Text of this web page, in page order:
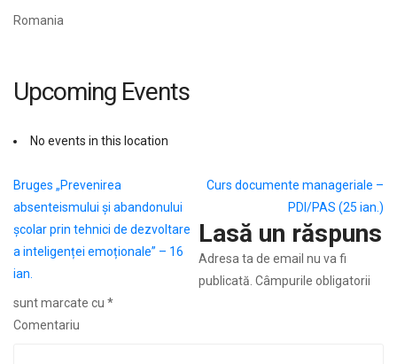
Romania
Upcoming Events
No events in this location
Navigare
în
articole
Bruges „Prevenirea
absenteismului și abandonului
școlar prin tehnici de dezvoltare
a inteligenței emoționale” – 16
ian.
Curs documente manageriale –
PDI/PAS (25 ian.)
Lasă un răspuns
Adresa ta de email nu va fi
publicată. Câmpurile obligatorii
sunt marcate cu *
Comentariu